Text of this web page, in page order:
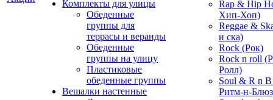
Комплекты для улицы
Обеденные
группы для
террасы и веранды
Обеденные
группы на улицу
Пластиковые
обеденные группы
Вешалки настенные
Rap & Hip
Хип-Хоп)
Reggae &
и ска)
Rock (Рок)
Rock n roll
Ролл)
Soul & R n
Ритм-н-